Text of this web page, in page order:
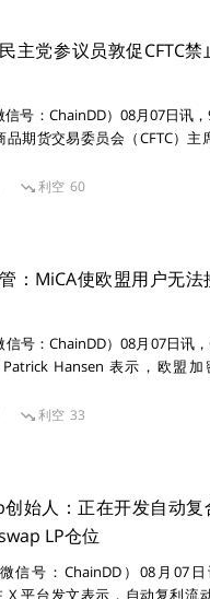
项目，虚拟商品及相关投
围。”
CEO：短期内不会推
1日的年度股东大会上宣
己的加密货币交易平台。
正在探讨加密货币对当
出，由于合规和监管问题
报道，今年共有
。
国现行法律规定下，ICO
主党参议员敦促CFTC
信号：ChainDD）08月07日讯
品期货交易委员会（CFTC）主
相关的预测市场事件合约，称
并危及公共安全。 参议员在信
们还指出，部分新平台允许用户
性事件进行投机。 参议员表示，
相关投注，并在美国及离岸市
议持续，明尼苏达州、肯塔基
州监管权限。
利空 60
：MiCA使欧盟用户无
信号：ChainDD）08月07日讯
Hansen 表示，欧盟
全面实施后，已为 21 家发行方
地发行方实施进展良好。
，目前仅 USDG、USDC 和
于 MiCA 监管范围之外，欧盟用
他认为，MiCA 即将进行的审
供更务实的运营路径。欧盟金融
5 月 20 日已启动公开咨询，
续至 9 月 30 日。
利空 33
始人：正在开发自动
LP仓位
信号：ChainDD）08月07
X 平台发文表示，自动复利流